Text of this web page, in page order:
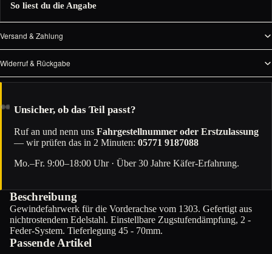
So liest du die Angabe
Versand & Zahlung
Widerruf & Rückgabe
Unsicher, ob das Teil passt?
Ruf an und nenn uns Fahrgestellnummer oder Erstzulassung
— wir prüfen das in 2 Minuten: 05771 9187088
Mo.–Fr. 9:00–18:00 Uhr · Über 30 Jahre Käfer-Erfahrung.
Beschreibung
Gewindefahrwerk für die Vorderachse vom 1303. Gefertigt aus
nichtrostendem Edelstahl. Einstellbare Zugstufendämpfung, 2 -
Feder-System. Tieferlegung 45 - 70mm.
Passende Artikel